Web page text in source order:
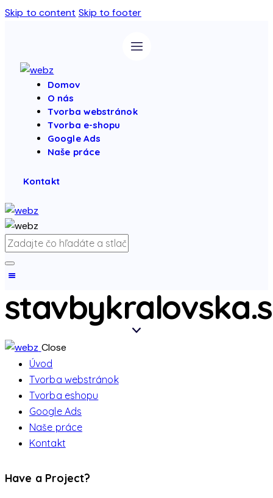
Skip to content Skip to footer
Domov
O nás
Tvorba webstránok
Tvorba e-shopu
Google Ads
Naše práce
Kontakt
Close
Úvod
Tvorba webstránok
Tvorba eshopu
Google Ads
Naše práce
Kontakt
Have a Project?